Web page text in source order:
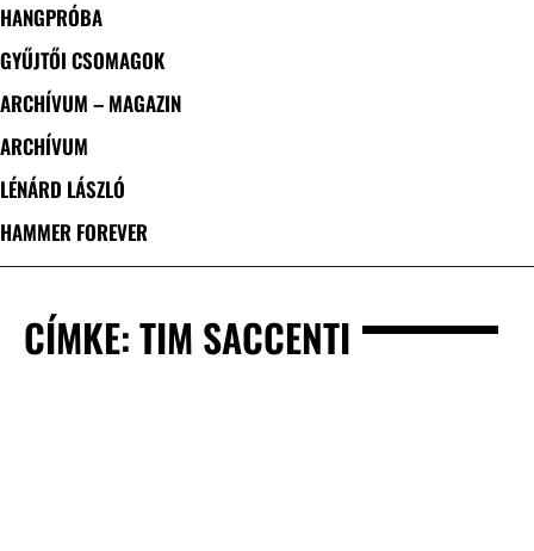
HANGPRÓBA
GYŰJTŐI CSOMAGOK
ARCHÍVUM – MAGAZIN
ARCHÍVUM
LÉNÁRD LÁSZLÓ
HAMMER FOREVER
CÍMKE: TIM SACCENTI